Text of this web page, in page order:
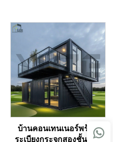
บ้านคอนเทนเนอร์พร้อม
ระเบียงกระจกสองชั้นแบบ